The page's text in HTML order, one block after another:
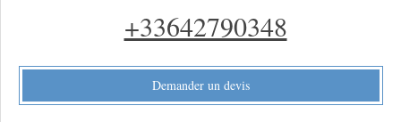
+33642790348
Demander un devis